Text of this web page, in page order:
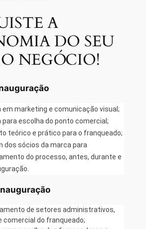
A
DO SEU
NEGÓCIO!
marketing e comunicação visual;
escolha do ponto comercial;
teórico e prático para o franqueado;
dos sócios da marca para
do processo, antes, durante e
de setores administrativos,
comercial do franqueado;